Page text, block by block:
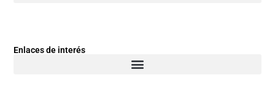
Enlaces de interés